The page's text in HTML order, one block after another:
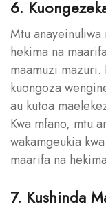
6.
Mtu
hekima na
maamuzi
kuongoza
au kutoa
Kwa mfano, mtu
wakamgeukia
maarifa na
7. Kushinda